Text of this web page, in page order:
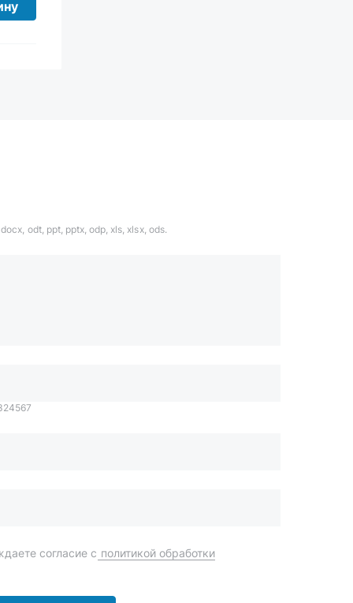
odt, ppt, pptx, odp, xls, xlsx, ods.
Отправить
+7 (904) 945-52-55